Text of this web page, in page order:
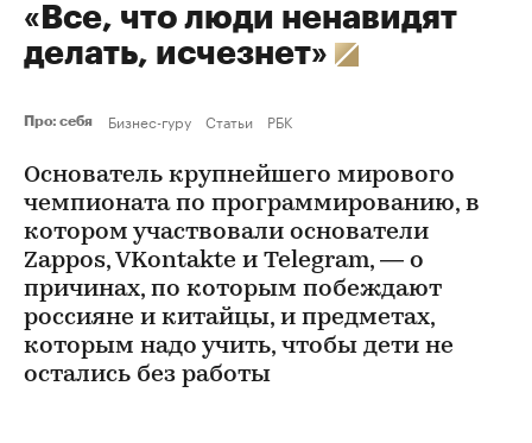
«Все, что люди ненавидят
делать, исчезнет»
Про: себя Бизнес-гуру Статьи РБК
Основатель крупнейшего мирового
чемпионата по программированию, в
котором участвовали основатели
Zappos, VKontakte и Telegram, — о
причинах, по которым побеждают
россияне и китайцы, и предметах,
которым надо учить, чтобы дети не
остались без работы